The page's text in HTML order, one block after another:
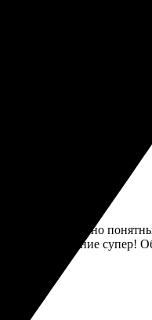
очень удобно.
интуитивно
Впечатление супер!